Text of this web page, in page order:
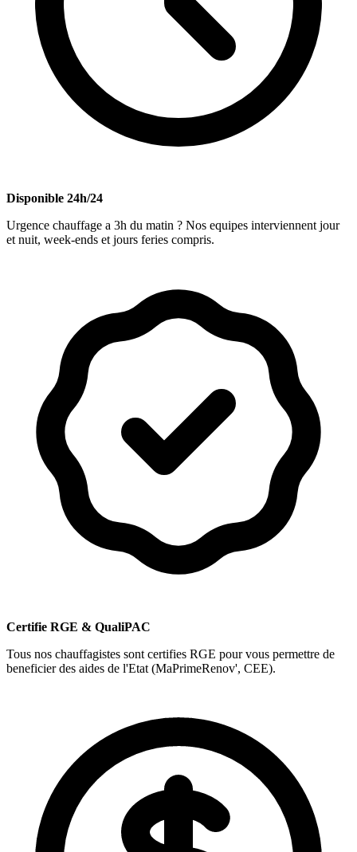
Disponible 24h/24
Urgence chauffage a 3h du matin ? Nos equipes interviennent jour
et nuit, week-ends et jours feries compris.
Certifie RGE & QualiPAC
Tous nos chauffagistes sont certifies RGE pour vous permettre de
beneficier des aides de l'Etat (MaPrimeRenov', CEE).